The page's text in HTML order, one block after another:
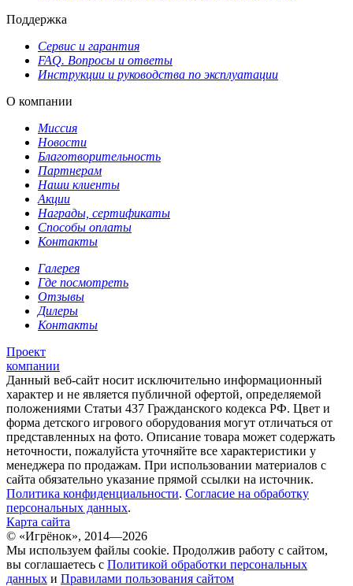
Поддержка
Сервис и гарантия
FAQ. Вопросы и ответы
Инструкции и руководства по эксплуатации
О компании
Миссия
Новости
Благотворительность
Партнерам
Наши клиенты
Акции
Награды, сертификаты
Способы оплаты
Контакты
Галерея
Где посмотреть
Отзывы
Дилеры
Контакты
Проект
компании
Данный веб-сайт носит исключительно информационный
характер и не является публичной офертой, определяемой
положениями Статьи 437 Гражданского кодекса РФ. Цвет и
форма детского игрового оборудования могут отличаться от
представленных на фото. Описание товара может содержать
неточности, пожалуйста уточняйте все характеристики у
менеджера по продажам. При использовании материалов с
сайта обязательно указание прямой ссылки на источник.
Политика конфиденциальности. Согласие на обработку
персональных данных.
Карта сайта
© «Игрёнок», 2014—2026
Мы используем файлы cookie. Продолжив работу с сайтом,
вы соглашаетесь с Политикой обработки персональных
данных и Правилами пользования сайтом